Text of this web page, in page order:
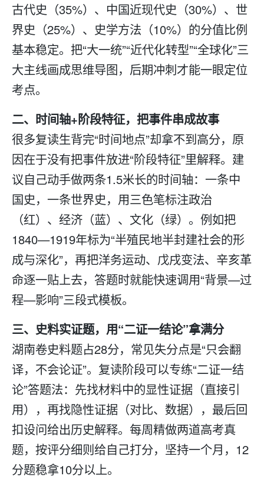
古代史（35%）、中国近现代史（30%）、世
界史（25%）、史学方法（10%）的分值比例
基本稳定。把“大一统”“近代化转型”“全球化”三
大主线画成思维导图，后期冲刺才能一眼定位
考点。
二、时间轴+阶段特征，把事件串成故事
很多复读生背完“时间地点”却拿不到高分，原
因在于没有把事件放进“阶段特征”里解释。建
议自己动手做两条1.5米长的时间轴：一条中
国史，一条世界史，用三色笔标注政治
（红）、经济（蓝）、文化（绿）。例如把
1840—1919年标为“半殖民地半封建社会的形
成与深化”，再把洋务运动、戊戌变法、辛亥革
命逐一贴上去，答题时就能快速调用“背景—过
程—影响”三段式模板。
三、史料实证题，用“二证一结论”拿满分
湖南卷史料题占28分，常见失分点是“只会翻
译，不会论证”。 复读阶段可以专练“二证一结
论”答题法：先找材料中的显性证据（直接引
用），再找隐性证据（对比、数据），最后回
扣设问给出历史解释。每周精做两道高考真
题，按评分细则给自己打分，坚持一个月，12
分题稳拿10分以上。